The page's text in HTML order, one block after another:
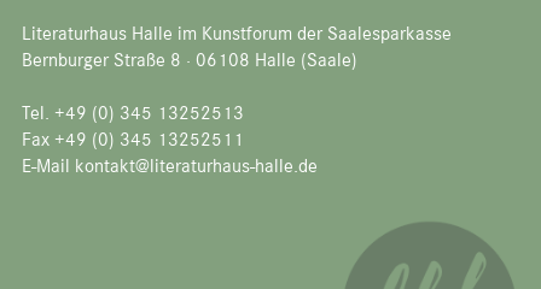
Literaturhaus Halle im Kunstforum der Saalesparkasse
Bernburger Straße 8 · 06108 Halle (Saale)
Tel. +49 (0) 345 13252513
Fax +49 (0) 345 13252511
E-Mail kontakt@literaturhaus-halle.de